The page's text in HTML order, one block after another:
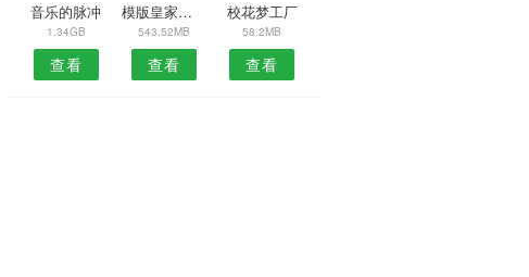
音乐的脉冲
1.34GB
查看
模版皇家英雄
543.52MB
查看
校花梦工厂
58.2MB
查看